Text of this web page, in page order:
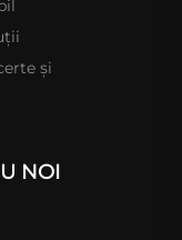
și
NOI